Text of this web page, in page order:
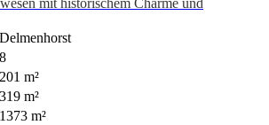
mit historischem Charme und
Delmenhorst
8
201 m²
319 m²
1373 m²